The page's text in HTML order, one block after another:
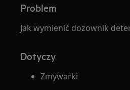
Problem
Jak wymienić dozownik
Dotyczy
Zmywarki